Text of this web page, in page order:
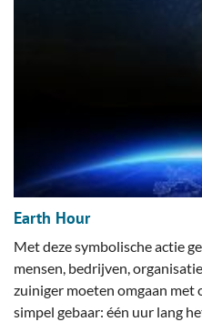
Earth Hour
Met deze symbolische actie
mensen, bedrijven,
zuiniger moeten omgaan met
simpel gebaar: één uur lang